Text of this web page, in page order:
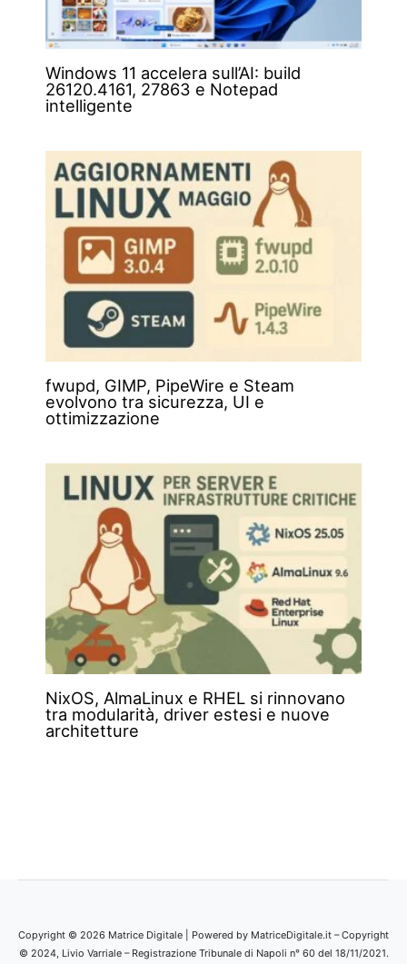
Windows 11 accelera sull’AI: build
26120.4161, 27863 e Notepad
intelligente
fwupd, GIMP, PipeWire e Steam
evolvono tra sicurezza, UI e
ottimizzazione
NixOS, AlmaLinux e RHEL si rinnovano
tra modularità, driver estesi e nuove
architetture
Copyright © 2026 Matrice Digitale | Powered by MatriceDigitale.it – Copyright
© 2024, Livio Varriale – Registrazione Tribunale di Napoli n° 60 del 18/11/2021.